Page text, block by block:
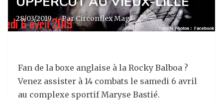
28/03/2019 · Par Circonflex Mag
Fan de la boxe anglaise à la Rocky Balboa ?
Venez assister à 14 combats le samedi 6 avril
au complexe sportif Maryse Bastié.